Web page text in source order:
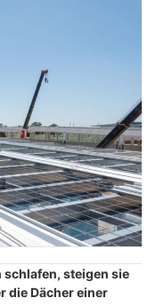
steigen sie
die Dächer einer